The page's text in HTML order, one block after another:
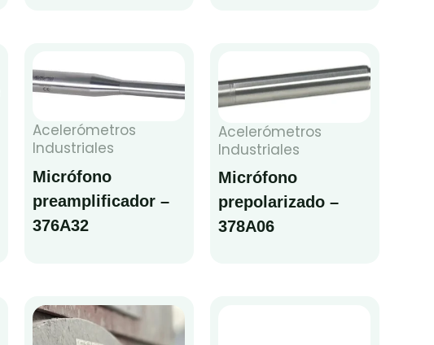
Acelerómetros
Industriales
Micrófono
preamplificador –
376A32
Acelerómetros
Industriales
Micrófono
prepolarizado –
378A06